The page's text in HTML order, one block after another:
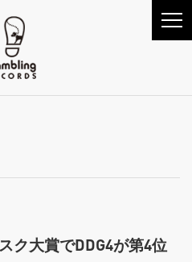
ク大賞でDDG4が第4位